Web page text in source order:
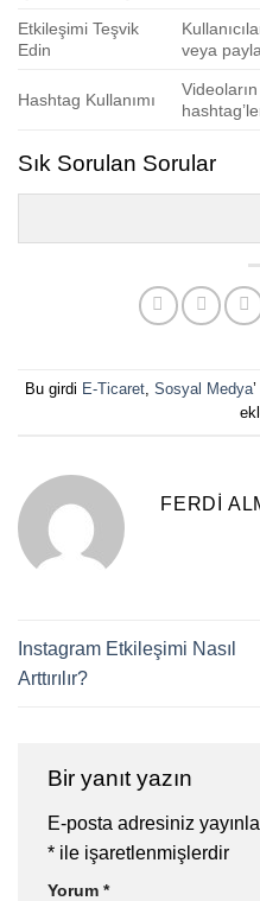
Etkileşimi Teşvik
Edin
veya
Hashtag Kullanımı
Sık Sorulan Sorular
Bu girdi E-Ticaret, Sosyal Medya
FERDI
Instagram Etkileşimi Nasıl
Arttırılır?
Bir yanıt yazın
E-posta adresiniz
* ile işaretlenmişlerdir
Yorum *